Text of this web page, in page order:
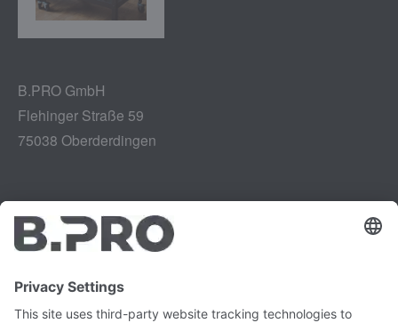
B.PRO GmbH
Flehinger Straße 59
75038 Oberderdingen
Aviso legal
Protección de datos
Referencias legales
YouTube